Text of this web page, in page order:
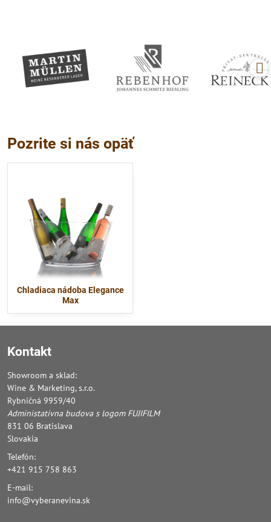
Pozrite si nás opäť
Chladiaca nádoba Elegance
Max
Kontakt
Showroom a sklad:
Wine & Marketing, s.r.o.
Rybničná 9959/40
Administatívna budova s logom FUJIFILM
831 06 Bratislava
Slovakia
Telefón:
+421 915 758 863
E-mail:
info@vyberanevina.sk